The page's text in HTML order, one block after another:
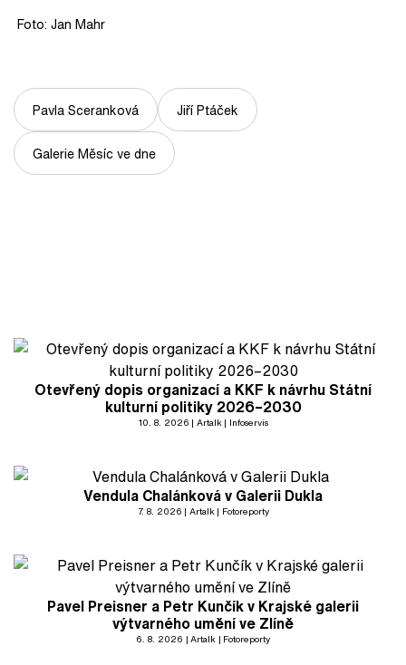
Foto: Jan Mahr
Pavla Sceranková Jiří Ptáček
Galerie Měsíc ve dne
Otevřený dopis organizací a KKF k návrhu Státní
kulturní politiky 2026–2030
10. 8. 2026 Artalk Infoservis
Vendula Chalánková v Galerii Dukla
7. 8. 2026 Artalk Fotoreporty
Pavel Preisner a Petr Kunčík v Krajské galerii
výtvarného umění ve Zlíně
6. 8. 2026 Artalk Fotoreporty